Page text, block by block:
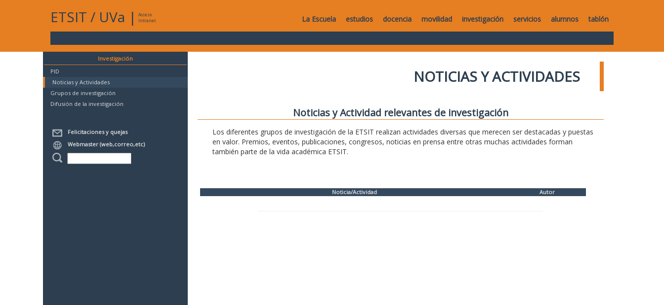
ETSIT / UVa |
Acceso
Intranet
La Escuela estudios docencia movilidad investigación servicios alumnos tablón
Investigación
PID
Noticias y Actividades
Grupos de investigación
Difusión de la investigación
Felicitaciones y quejas
Webmaster (web,correo,etc)
NOTICIAS Y ACTIVIDADES
Noticias y Actividad relevantes de investigación
Los diferentes grupos de investigación de la ETSIT realizan actividades diversas que merecen ser destacadas y puestas
en valor. Premios, eventos, publicaciones, congresos, noticias en prensa entre otras muchas actividades forman
también parte de la vida académica ETSIT.
Noticia/Actividad Autor